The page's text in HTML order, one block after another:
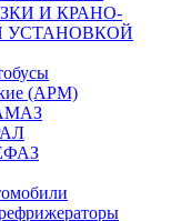
И КРАНО-
УСТАНОВКОЙ
(АРМ)